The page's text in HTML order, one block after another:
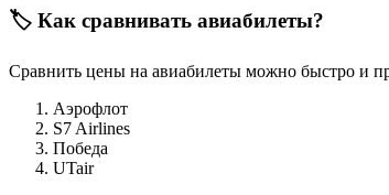
🏷️ Как сравнивать авиабилеты?
Сравнить цены на авиабилеты можно быстро и
Аэрофлот
S7 Airlines
Победа
UTair